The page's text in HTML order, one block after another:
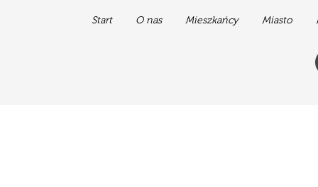
Start O nas Mieszkańcy Miasto